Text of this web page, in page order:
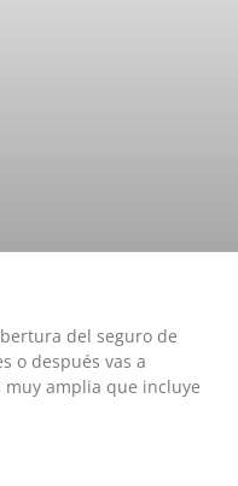
del seguro de
o después vas a
muy amplia que incluye